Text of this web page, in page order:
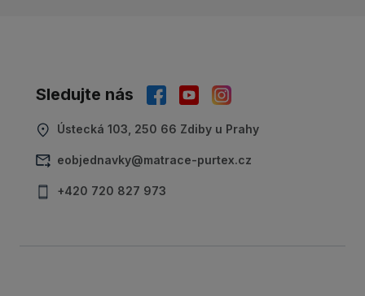
Sledujte nás
Ústecká 103, 250 66 Zdiby u Prahy
eobjednavky@matrace-purtex.cz
+420 720 827 973